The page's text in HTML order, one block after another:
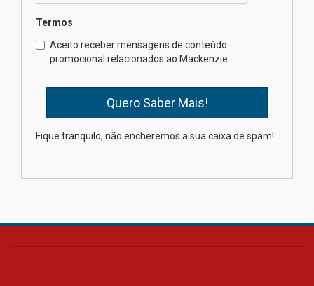
Brasília prepara seus
estudantes para o PAS antes
mesmo do Ensino Médio
na educação dos filhos além da
Termos
Aceito receber mensagens de conteúdo
promocional relacionados ao Mackenzie
Fique tranquilo, não encheremos a sua caixa de spam!